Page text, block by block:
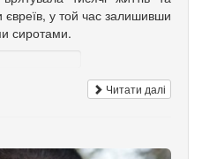
євреїв, у той час залишивши
сиротами.
Читати далі